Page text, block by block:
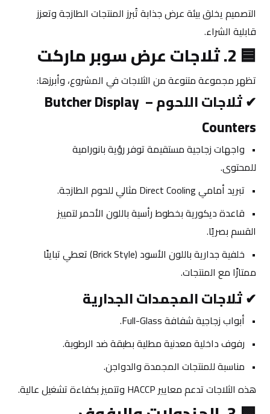
التصميم يخلق بيئة عرض جذابة تُبرز المنتجات الطازجة وتعزز
قابلية الشراء.
🟦 2. ثلاجات عرض سوبر ماركت
تظهر مجموعة متنوعة من الثلاجات في المشروع، وأبرزها:
✔
ثلاجات اللحوم – Butcher Display
Counters
للمحتوى.
تبريد أمامي Direct Cooling مثالي للحوم الطازجة.
قاعدة ديكورية بخطوط رأسية باللون الأحمر لتمييز
القسم بصريًا.
ممتازًا مع المنتجات.
✔ ثلاجات المجمدات الجدارية
أبواب زجاجية شفافة Full-Glass.
رفوف داخلية معدنية مطلية بطبقة ضد الرطوبة.
مناسبة للمنتجات المجمدة والدواجن.
هذه الثلاجات تدعم معايير HACCP وتتميز بكفاءة تشغيل عالية.